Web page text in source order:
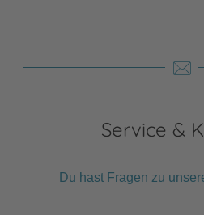
Service &
Du hast Fragen zu